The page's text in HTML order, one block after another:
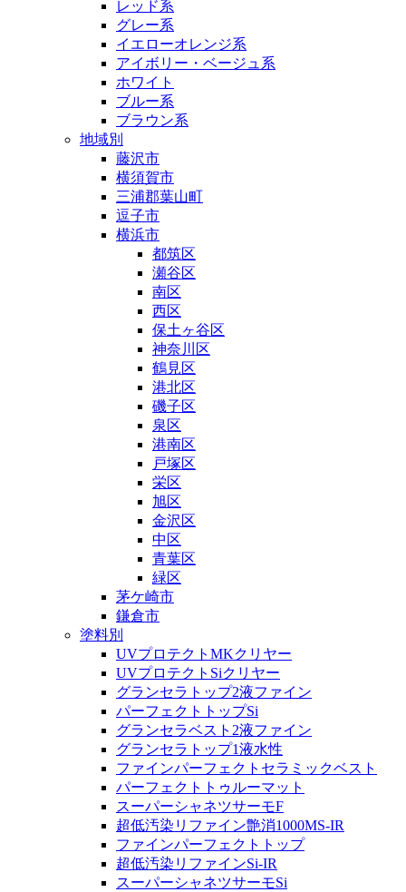
レッド系
グレー系
イエローオレンジ系
アイボリー・ベージュ系
ホワイト
ブルー系
ブラウン系
地域別
藤沢市
横須賀市
三浦郡葉山町
逗子市
横浜市
都筑区
瀬谷区
南区
西区
保土ヶ谷区
神奈川区
鶴見区
港北区
磯子区
泉区
港南区
戸塚区
栄区
旭区
金沢区
中区
青葉区
緑区
茅ケ崎市
鎌倉市
塗料別
UVプロテクトMKクリヤー
UVプロテクトSiクリヤー
グランセラトップ2液ファイン
パーフェクトトップSi
グランセラベスト2液ファイン
グランセラトップ1液水性
ファインパーフェクトセラミックベスト
パーフェクトトゥルーマット
スーパーシャネツサーモF
超低汚染リファイン艶消1000MS-IR
ファインパーフェクトトップ
超低汚染リファインSi-IR
スーパーシャネツサーモSi